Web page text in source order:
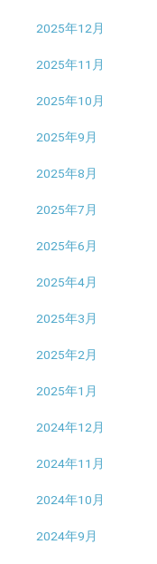
2025年12月
2025年11月
2025年10月
2025年9月
2025年8月
2025年7月
2025年6月
2025年4月
2025年3月
2025年2月
2025年1月
2024年12月
2024年11月
2024年10月
2024年9月